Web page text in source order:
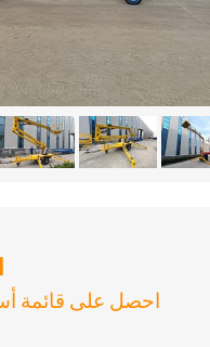
احصل على قائمة